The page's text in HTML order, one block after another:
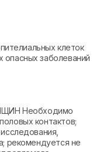
клеток
заболеваний
Необходимо
контактов;
рекомендуется не